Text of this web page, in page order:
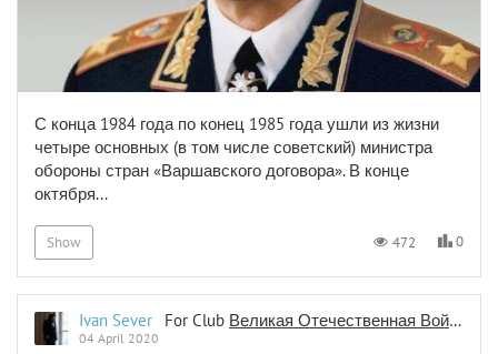
С конца 1984 года по конец 1985 года ушли из жизни
четыре основных (в том числе советский) министра
обороны стран «Варшавского договора». В конце
октября...
Show 472 0
Ivan Sever
04 April 2020
For Club Великая Отечественная Война